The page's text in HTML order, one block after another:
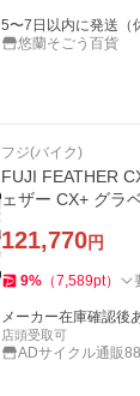
5〜7日以内に発送（
悠蘭そごう百貨
フジ(バイク)
FUJI FEATHER
ェザー CX+ グラ
121,770円
9% （7,589pt）
メーカー在庫確認後
（休業日を除く）
店頭受取可
ADサイクル通販88